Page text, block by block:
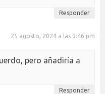
Responder
25 agosto, 2024 a las 9:46 pm
pero añadiría a
Responder